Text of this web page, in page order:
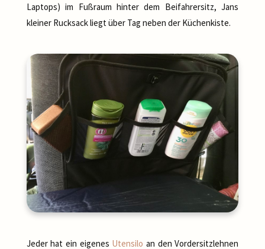
Laptops) im Fußraum hinter dem Beifahrersitz, Jans
kleiner Rucksack liegt über Tag neben der Küchenkiste.
Jeder hat ein eigenes Utensilo an den Vordersitzlehnen